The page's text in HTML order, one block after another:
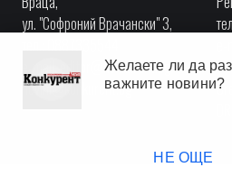
ул. "Софроний Врачански" 3,
editor@konkurent.bg
novini@konkurent.bg
Желаете ли да
важните новини?
НЕ ОЩЕ